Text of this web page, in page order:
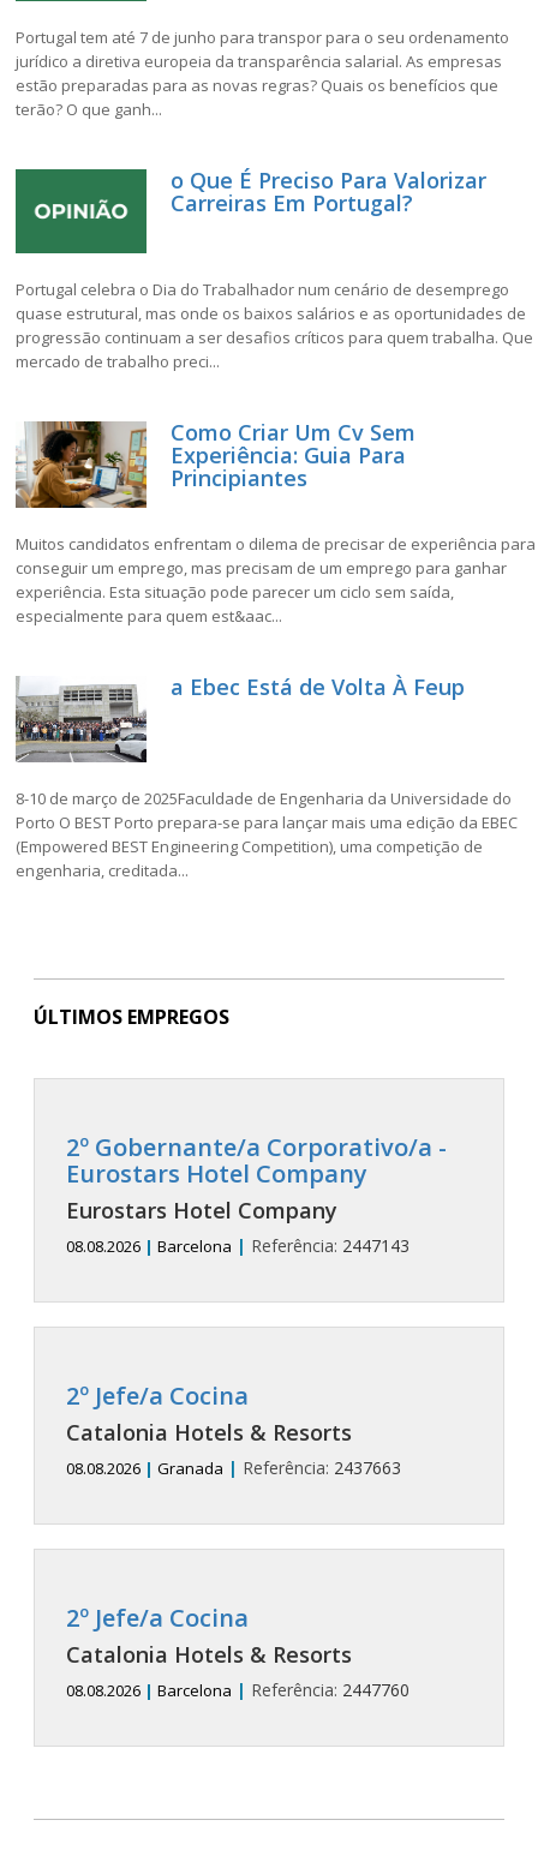
Portugal tem até 7 de junho para transpor para o seu ordenamento
jurídico a diretiva europeia da transparência salarial. As empresas
estão preparadas para as novas regras? Quais os benefícios que
terão? O que ganh...
o Que É Preciso Para Valorizar
Carreiras Em Portugal?
Portugal celebra o Dia do Trabalhador num cenário de desemprego
quase estrutural, mas onde os baixos salários e as oportunidades de
progressão continuam a ser desafios críticos para quem trabalha. Que
mercado de trabalho preci...
Como Criar Um Cv Sem
Experiência: Guia Para
Principiantes
Muitos candidatos enfrentam o dilema de precisar de experiência para
conseguir um emprego, mas precisam de um emprego para ganhar
experiência. Esta situação pode parecer um ciclo sem saída,
especialmente para quem est&aac...
a Ebec Está de Volta À Feup
8-10 de março de 2025Faculdade de Engenharia da Universidade do
Porto O BEST Porto prepara-se para lançar mais uma edição da EBEC
(Empowered BEST Engineering Competition), uma competição de
engenharia, creditada...
ÚLTIMOS EMPREGOS
2º Gobernante/a Corporativo/a -
Eurostars Hotel Company
Eurostars Hotel Company
08.08.2026 | Barcelona | Referência: 2447143
2º Jefe/a Cocina
Catalonia Hotels & Resorts
08.08.2026 | Granada | Referência: 2437663
2º Jefe/a Cocina
Catalonia Hotels & Resorts
08.08.2026 | Barcelona | Referência: 2447760